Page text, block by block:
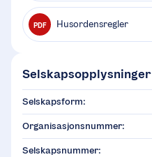
PDF Husordensregler
Selskapsopplysninger
Selskapsform:
Organisasjonsnummer:
Selskapsnummer: